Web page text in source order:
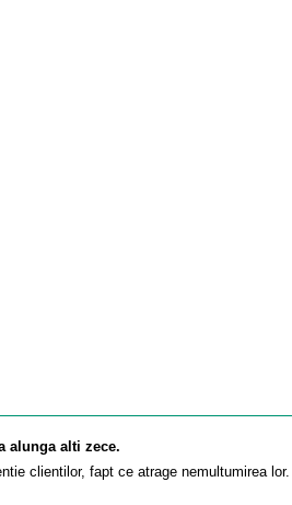
alunga alti zece.
clientilor, fapt ce atrage nemultumirea